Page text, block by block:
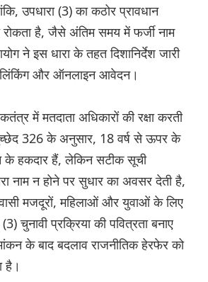
उपधारा (3) का कठोर प्रावधान
रोकता है, जैसे अंतिम समय में फर्जी नाम
ने इस धारा के तहत दिशानिर्देश जारी
और ऑनलाइन आवेदन।
में मतदाता अधिकारों की रक्षा करती
326 के अनुसार, 18 वर्ष से ऊपर के
के हकदार हैं, लेकिन सटीक सूची
नाम न होने पर सुधार का अवसर देती है,
मजदूरों, महिलाओं और युवाओं के लिए
चुनावी प्रक्रिया की पवित्रता बनाए
के बाद बदलाव राजनीतिक हेरफेर को
है।